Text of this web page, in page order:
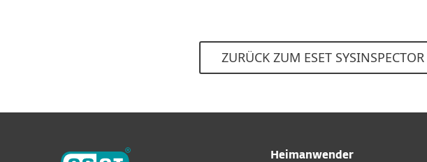
ZURÜCK ZUM ESET SYSINSPECTOR
Heimanwender